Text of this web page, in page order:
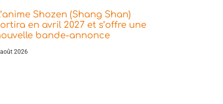
Shozen (Shang Shan)
en avril 2027 et s’offre une
bande-annonce
2026